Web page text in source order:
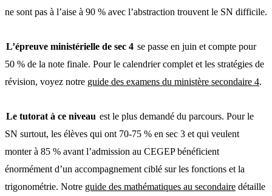
ne sont pas à l’aise à 90 % avec l’abstraction trouvent le SN difficile.
L’épreuve ministérielle de sec 4 se passe en juin et compte pour
50 % de la note finale. Pour le calendrier complet et les stratégies de
révision, voyez notre guide des examens du ministère secondaire 4.
Le tutorat à ce niveau est le plus demandé du parcours. Pour le
SN surtout, les élèves qui ont 70-75 % en sec 3 et qui veulent
monter à 85 % avant l’admission au CEGEP bénéficient
énormément d’un accompagnement ciblé sur les fonctions et la
trigonométrie. Notre guide des mathématiques au secondaire détaille